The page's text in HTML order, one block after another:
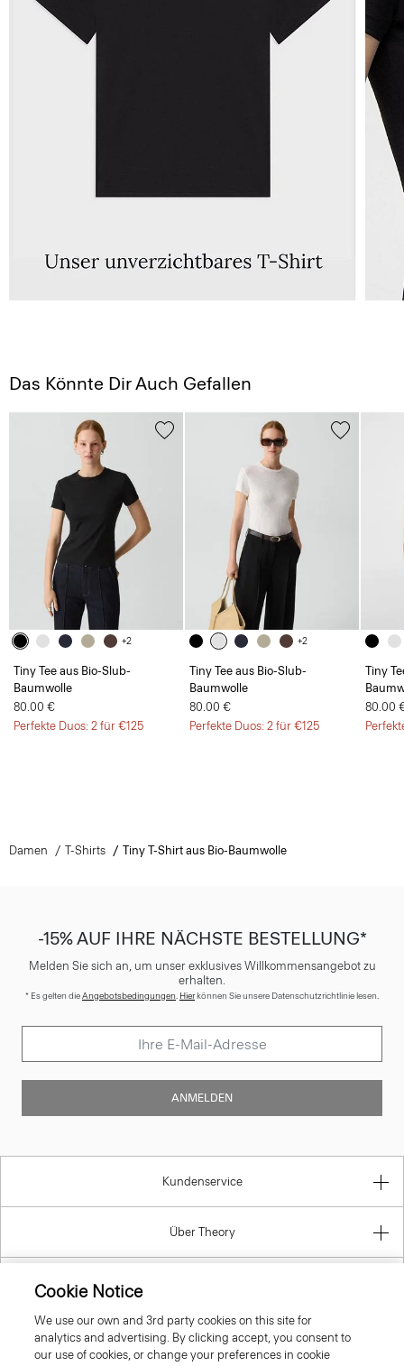
Das Könnte Dir Auch Gefallen
+2
Tiny Tee aus Bio-Slub-
Baumwolle
80.00 €
Perfekte Duos: 2 für €125
+2
Tiny Tee aus Bio-Slub-
Baumwolle
80.00 €
Perfekte Duos: 2 für €125
Tiny
80.00
Damen T-Shirts Tiny T-Shirt aus Bio-Baumwolle
-15% AUF IHRE NÄCHSTE BESTELLUNG*
Melden Sie sich an, um unser exklusives Willkommensangebot zu
erhalten.
* Es gelten dieAngebotsbedingungen. Hierkönnen Sie unsere Datenschutzrichtlinie lesen.
ANMELDEN
Kundenservice
Über Theory
Gesetzlich
Cookie Notice
We use our own and 3rd party cookies on this site for
analytics and advertising. By clicking accept, you consent to
our use of cookies, or change your preferences in cookie